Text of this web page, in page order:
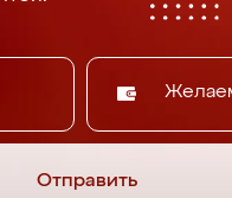
Отправить